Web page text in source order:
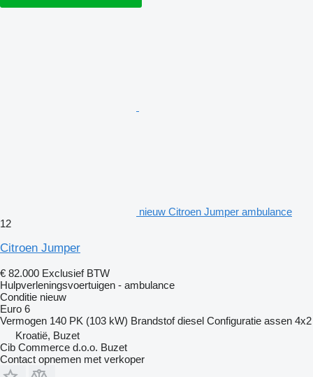
nieuw Citroen Jumper ambulance
12
Citroen Jumper
€ 82.000 Exclusief BTW
Hulpverleningsvoertuigen - ambulance
Conditie nieuw
Euro 6
Vermogen 140 PK (103 kW) Brandstof diesel Configuratie assen 4x2
Kroatië, Buzet
Cib Commerce d.o.o. Buzet
Contact opnemen met verkoper